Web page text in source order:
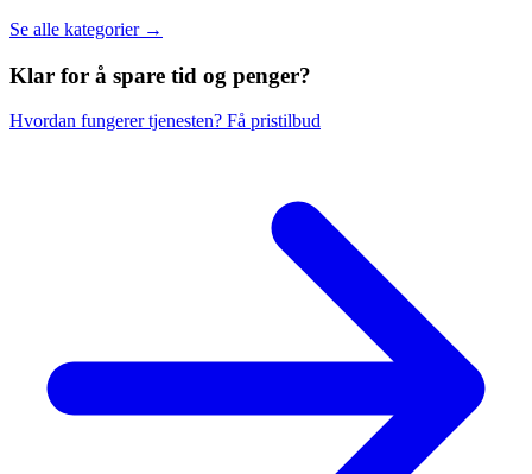
Se alle kategorier →
Klar for å spare tid og penger?
Hvordan fungerer tjenesten? Få pristilbud